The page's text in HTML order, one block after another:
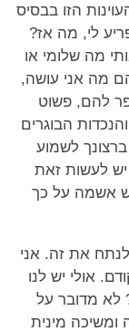
הזו בבסיס
לי, מה אז?
מה שלומי או
מה אני עושה,
להם, פשוט
הבוגרים
לשמוע
לעשות זאת
אשמה על כך
לנתח את זה. אני
אולי יש לנו
לא מדובר על
ומשיכה מינית